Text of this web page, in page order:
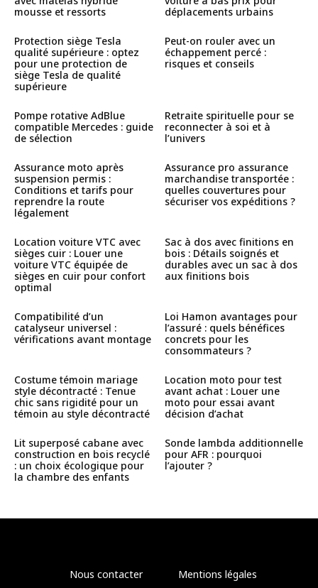
mousse et ressorts
déplacements urbains
Protection siège Tesla
qualité supérieure : optez
pour une protection de
siège Tesla de qualité
supérieure
Peut-on rouler avec un
échappement percé :
risques et conseils
Pompe rotative AdBlue
compatible Mercedes : guide
de sélection
Retraite spirituelle pour se
reconnecter à soi et à
l’univers
Assurance moto après
suspension permis :
Conditions et tarifs pour
reprendre la route
légalement
Assurance pro assurance
marchandise transportée :
quelles couvertures pour
sécuriser vos expéditions ?
Location voiture VTC avec
sièges cuir : Louer une
voiture VTC équipée de
sièges en cuir pour confort
optimal
Sac à dos avec finitions en
bois : Détails soignés et
durables avec un sac à dos
aux finitions bois
Compatibilité d’un
catalyseur universel :
vérifications avant montage
Loi Hamon avantages pour
l’assuré : quels bénéfices
concrets pour les
consommateurs ?
Costume témoin mariage
style décontracté : Tenue
chic sans rigidité pour un
témoin au style décontracté
Location moto pour test
avant achat : Louer une
moto pour essai avant
décision d’achat
Lit superposé cabane avec
construction en bois recyclé
: un choix écologique pour
la chambre des enfants
Sonde lambda additionnelle
pour AFR : pourquoi
l’ajouter ?
Nous contacter Mentions légales